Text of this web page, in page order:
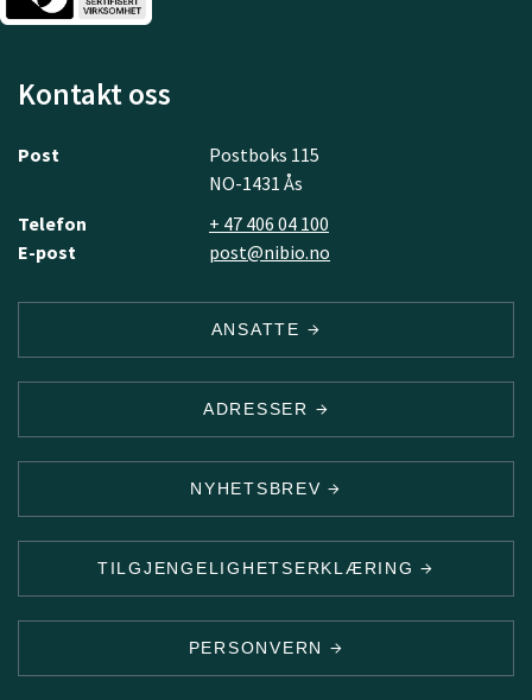
Kontakt oss
Post
Postboks 115
NO-1431 Ås
Telefon
+ 47 406 04 100
E-post
post@nibio.no
ANSATTE
ADRESSER
NYHETSBREV
TILGJENGELIGHETSERKLÆRING
PERSONVERN